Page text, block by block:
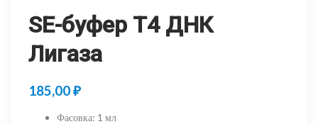
SE-буфер Т4 ДНК
Лигаза
185,00₽
Фасовка: 1 мл